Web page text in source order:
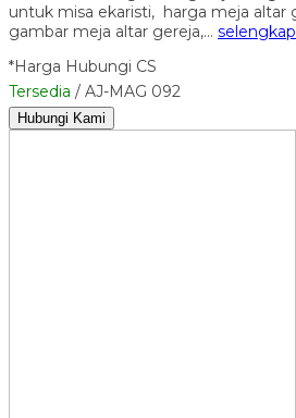
untuk misa ekaristi, harga meja altar
gambar meja altar gereja,…
*Harga Hubungi CS
Tersedia / AJ-MAG 092
Hubungi Kami